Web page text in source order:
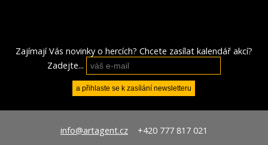
Zajímají Vás novinky o hercích? Chcete zasílat kalendář akcí?
Zadejte...
info@artagent.cz+420 777 817 021